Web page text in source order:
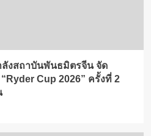
ลังสถาบันพันธมิตรจีน จัด
Cup 2026” ครั้งที่ 2